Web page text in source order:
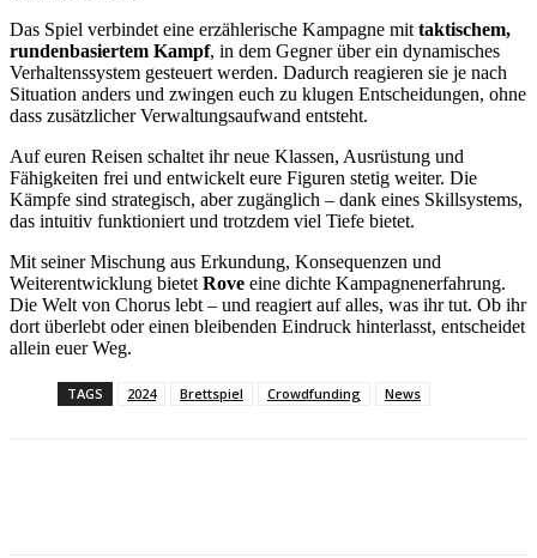
Das Spiel verbindet eine erzählerische Kampagne mit taktischem,
rundenbasiertem Kampf, in dem Gegner über ein dynamisches
Verhaltenssystem gesteuert werden. Dadurch reagieren sie je nach
Situation anders und zwingen euch zu klugen Entscheidungen, ohne
dass zusätzlicher Verwaltungsaufwand entsteht.
Auf euren Reisen schaltet ihr neue Klassen, Ausrüstung und
Fähigkeiten frei und entwickelt eure Figuren stetig weiter. Die
Kämpfe sind strategisch, aber zugänglich – dank eines Skillsystems,
das intuitiv funktioniert und trotzdem viel Tiefe bietet.
Mit seiner Mischung aus Erkundung, Konsequenzen und
Weiterentwicklung bietet Rove eine dichte Kampagnenerfahrung.
Die Welt von Chorus lebt – und reagiert auf alles, was ihr tut. Ob ihr
dort überlebt oder einen bleibenden Eindruck hinterlasst, entscheidet
allein euer Weg.
TAGS 2024 Brettspiel Crowdfunding News